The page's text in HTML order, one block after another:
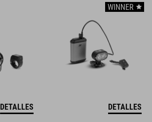
DETALLES
WINNER
DETALLES